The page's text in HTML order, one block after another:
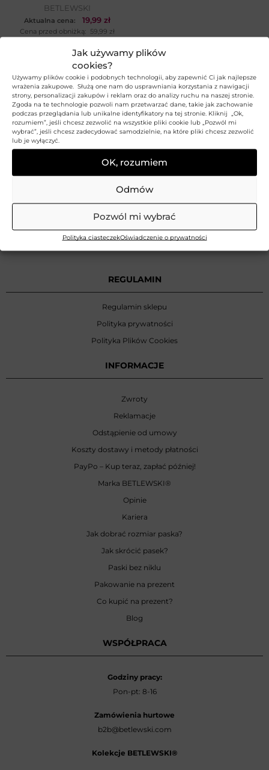
Jak używamy plików
cookies?
Używamy plików cookie i podobnych technologii, aby zapewnić Ci jak najlepsze
wrażenia zakupowe. Służą one nam do usprawniania korzystania z nawigacji
strony, personalizacji zakupów i reklam oraz do analizy ruchu na naszej stronie.
Zgoda na te technologie pozwoli nam przetwarzać dane, takie jak zachowanie
podczas przeglądania lub unikalne identyfikatory na tej stronie. Kliknij „Ok,
rozumiem”, jeśli chcesz zezwolić na wszystkie pliki cookie lub „Pozwól mi
wybrać”, jeśli chcesz zadecydować samodzielnie, na które pliki chcesz zezwolić
lub je wyłączyć.
OK, rozumiem
Odmów
Pozwól mi wybrać
Polityka ciasteczekOświadczenie o prywatności
BETLEWSKI
Aktualna cena: 19,99 zł
Cena przed obniżką: 59,99 zł
OBSŁUGA KLIENTA
kontakt@betlewski.com
Poniedziałek –piątek: 8:00–16:00
Zamówienia telefoniczne:
REGULAMIN
Regulamin sklepu
Polityka prywatności
Polityka Plików Cookies
INFORMACJE
Zwroty
Reklamacje
Odstąpienie od umowy
Koszty dostawy i metody płatności
PayPo – Kup teraz, zapłać później!
Marka BETLEWSKI®
Opinie
Kariera
Jak dobrać rozmiar paska?
Jak skrócić pasek?
Paski bez niklu
Pakowanie na prezent
Co kupić na prezent?
Blog
WSPÓŁPRACA
Godziny pracy:
Pon-pt: 8-16
Zamówienia hurtowe
b2b@betlewski.com
Kolekcje BETLEWSKI®